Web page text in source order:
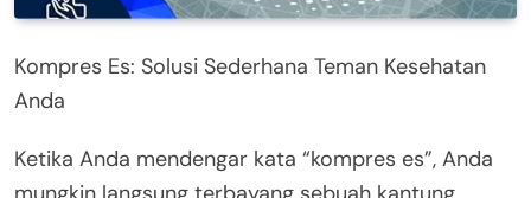
Kompres Es: Solusi Sederhana Teman Kesehatan
Anda
Ketika Anda mendengar kata “kompres es”, Anda